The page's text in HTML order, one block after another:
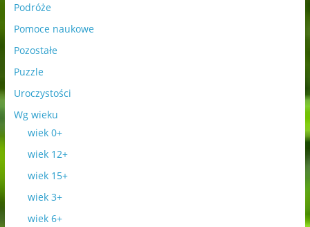
Podróże
Pomoce naukowe
Pozostałe
Puzzle
Uroczystości
Wg wieku
wiek 0+
wiek 12+
wiek 15+
wiek 3+
wiek 6+